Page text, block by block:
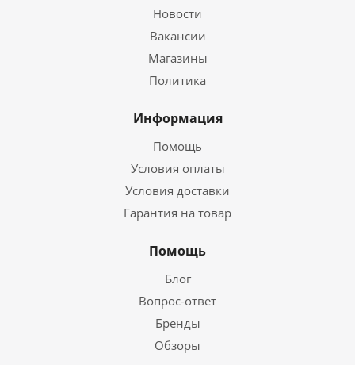
Новости
Вакансии
Магазины
Политика
Информация
Помощь
Условия оплаты
Условия доставки
Гарантия на товар
Помощь
Блог
Вопрос-ответ
Бренды
Обзоры